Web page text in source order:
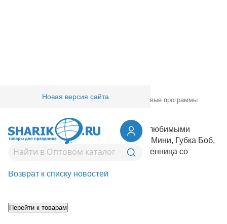
Новая версия сайта
Товары для праздника/ Маркетинговые программы
24.01.2024 16:19:16
69 шаров и товаров для праздника с любимыми
персонажами мультфильмов - Микки, Мини, Губка Боб,
Черепашки Ниндзя, Даша Путешественница со
Возврат к списку новостей